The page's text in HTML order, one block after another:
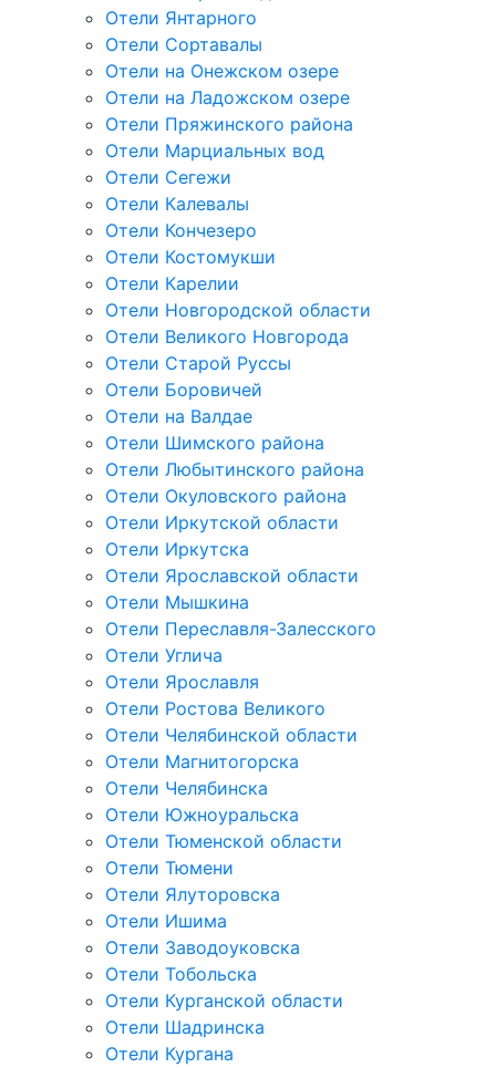
Отели Янтарного
Отели Сортавалы
Отели на Онежском озере
Отели на Ладожском озере
Отели Пряжинского района
Отели Марциальных вод
Отели Сегежи
Отели Калевалы
Отели Кончезеро
Отели Костомукши
Отели Карелии
Отели Новгородской области
Отели Великого Новгорода
Отели Старой Руссы
Отели Боровичей
Отели на Валдае
Отели Шимского района
Отели Любытинского района
Отели Окуловского района
Отели Иркутской области
Отели Иркутска
Отели Ярославской области
Отели Мышкина
Отели Переславля-Залесского
Отели Углича
Отели Ярославля
Отели Ростова Великого
Отели Челябинской области
Отели Магнитогорска
Отели Челябинска
Отели Южноуральска
Отели Тюменской области
Отели Тюмени
Отели Ялуторовска
Отели Ишима
Отели Заводоуковска
Отели Тобольска
Отели Курганской области
Отели Шадринска
Отели Кургана